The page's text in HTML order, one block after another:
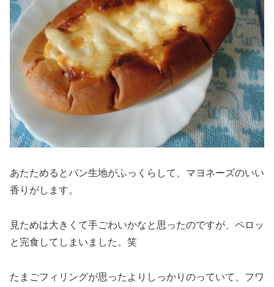
あたためるとパン生地がふっくらして、マヨネーズのいい
香りがします。
見ためは大きくて手ごわいかなと思ったのですが、ペロッ
と完食してしまいました。笑
たまごフィリングが思ったよりしっかりのっていて、フワ